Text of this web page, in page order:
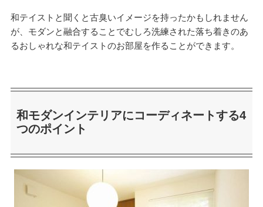
和テイストと聞くと古臭いイメージを持ったかもしれません
が、モダンと融合することでむしろ洗練された落ち着きのあ
るおしゃれな和テイストのお部屋を作ることができます。
和モダンインテリアにコーディネートする4
つのポイント